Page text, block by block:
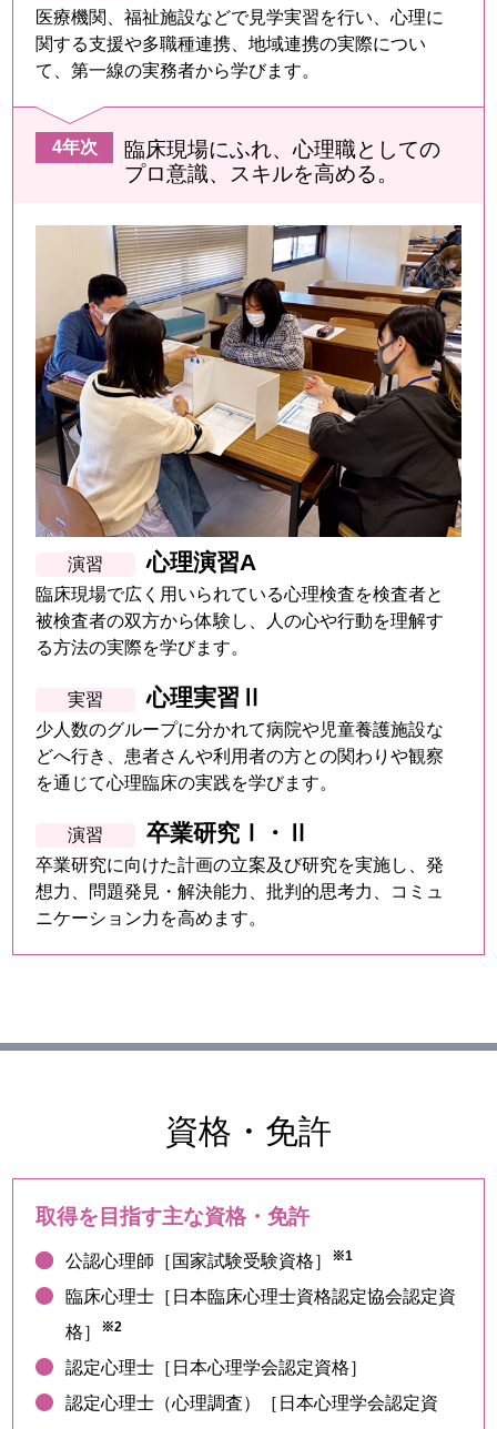
医療機関、福祉施設などで見学実習を行い、心理に
関する支援や多職種連携、地域連携の実際につい
て、第一線の実務者から学びます。
臨床現場にふれ、心理職としての
プロ意識、スキルを高める。
心理演習A
臨床現場で広く用いられている心理検査を検査者と
被検査者の双方から体験し、人の心や行動を理解す
る方法の実際を学びます。
心理実習Ⅱ
少人数のグループに分かれて病院や児童養護施設な
どへ行き、患者さんや利用者の方との関わりや観察
を通じて心理臨床の実践を学びます。
卒業研究Ⅰ・Ⅱ
卒業研究に向けた計画の立案及び研究を実施し、発
想力、問題発見・解決能力、批判的思考力、コミュ
ニケーション力を高めます。
資格・免許
取得を目指す主な資格・免許
公認心理師［国家試験受験資格］ ※1
臨床心理士［日本臨床心理士資格認定協会認定資
格］
※2
認定心理士［日本心理学会認定資格］
認定心理士（心理調査）［日本心理学会認定資